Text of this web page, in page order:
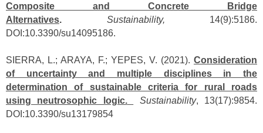
Composite and Concrete Bridge
Alternatives. Sustainability, 14(9):5186.
DOI:10.3390/su14095186.
SIERRA, L.; ARAYA, F.; YEPES, V. (2021). Consideration
of uncertainty and multiple disciplines in the
determination of sustainable criteria for rural roads
using neutrosophic logic.
Sustainability, 13(17):9854.
DOI:10.3390/su13179854